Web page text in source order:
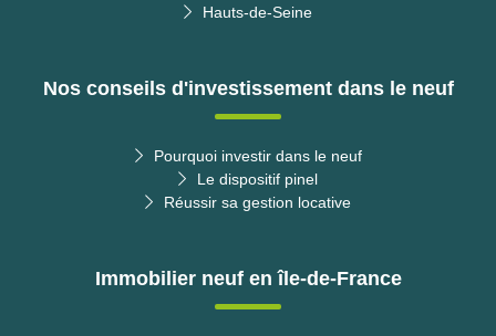
Hauts-de-Seine
Nos conseils d'investissement dans le neuf
Pourquoi investir dans le neuf
Le dispositif pinel
Réussir sa gestion locative
Immobilier neuf en île-de-France